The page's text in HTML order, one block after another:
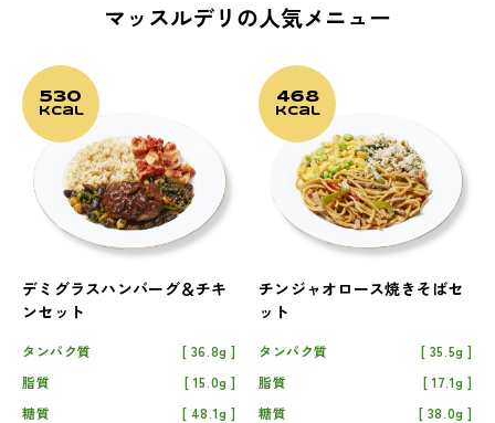
マッスルデリの人気メニュー
530
kcal
デミグラスハンバーグ＆チキ
ンセット
タンパク質
36.8g
脂質
15.0g
糖質
48.1g
468
kcal
チンジャオロース焼きそばセ
ット
タンパク質
35.5g
脂質
17.1g
糖質
38.0g